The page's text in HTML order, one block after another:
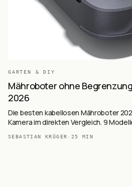
GARTEN & DIY
Mähroboter ohne
2026
Die besten kabellosen Mähroboter
Kamera im direkten Vergleich. 9
SEBASTIAN KRÜGER · 25 MIN